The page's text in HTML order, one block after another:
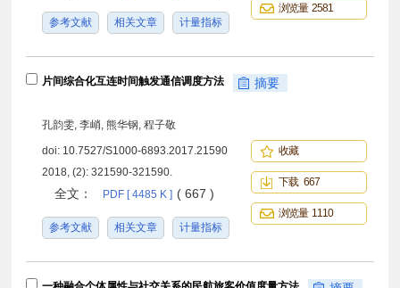
参考文献 相关文章 计量指标
浏览量 2581
片间综合化互连时间触发通信调度方法 摘要
孔韵雯, 李峭, 熊华钢, 程子敬
doi: 10.7527/S1000-6893.2017.21590
2018, (2): 321590-321590.
全文： PDF [ 4485 K ] ( 667 )
参考文献 相关文章 计量指标
收藏
下载 667
浏览量 1110